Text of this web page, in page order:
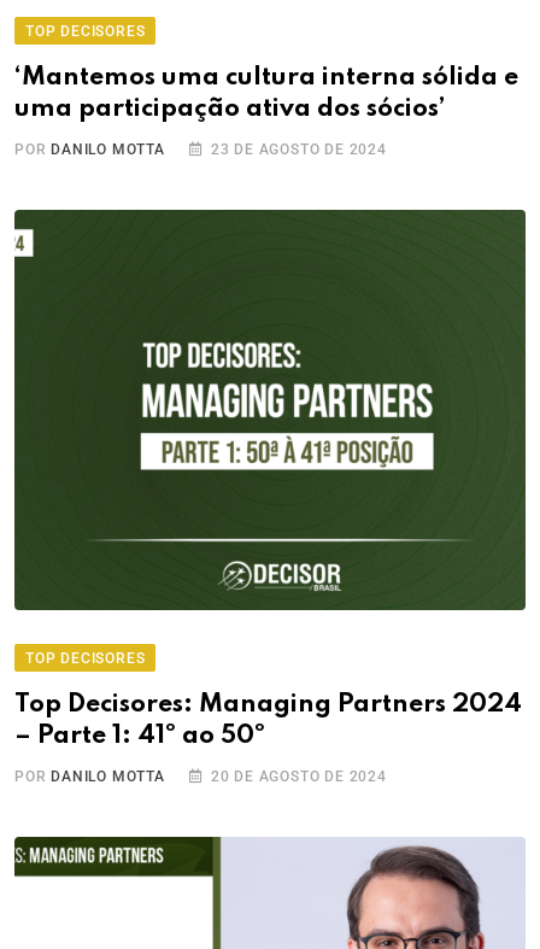
TOP DECISORES
‘Mantemos uma cultura interna sólida e
uma participação ativa dos sócios’
POR DANILO MOTTA 23 DE AGOSTO DE 2024
TOP DECISORES
Top Decisores: Managing Partners 2024
– Parte 1: 41º ao 50º
POR DANILO MOTTA 20 DE AGOSTO DE 2024